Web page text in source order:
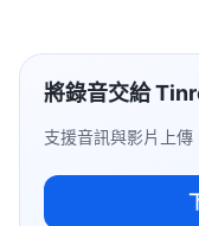
將錄音交給
支援音訊與影片上